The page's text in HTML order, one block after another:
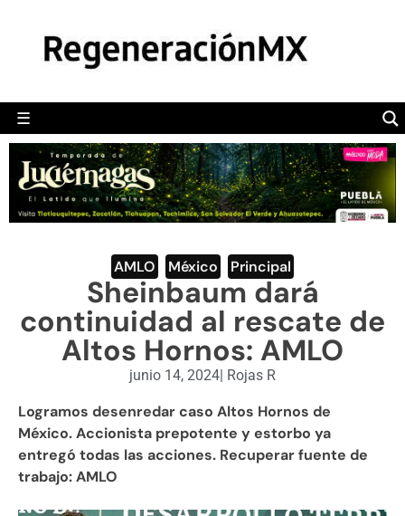
☰
POLÍTICA
CAMALEÓN
OPINIÓN
DEPORTES
ENGLISH SECTION
VIDEOS
AMLO México Principal
Sheinbaum dará
continuidad al rescate de
Altos Hornos: AMLO
junio 14, 2024| Rojas R
Logramos desenredar caso Altos Hornos de
México. Accionista prepotente y estorbo ya
entregó todas las acciones. Recuperar fuente de
trabajo: AMLO